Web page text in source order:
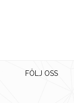
FÖLJ OSS